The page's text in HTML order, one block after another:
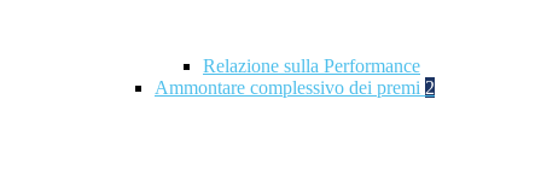
Relazione sulla Performance
Ammontare complessivo dei premi 2